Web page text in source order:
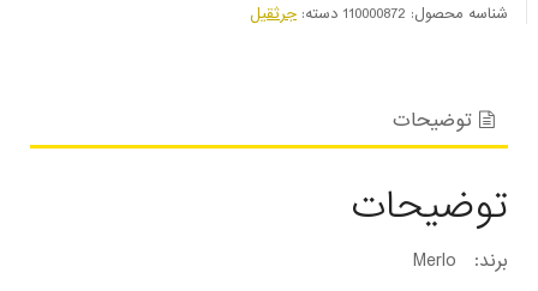
شناسه محصول: 110000872 دسته: جرثقیل
توضیحات
توضیحات
برند: Merlo